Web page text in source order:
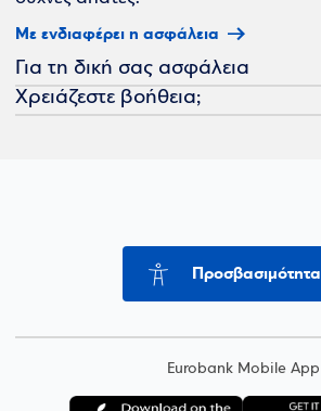
Με ενδιαφέρει η ασφάλεια
Για τη δική σας ασφάλεια
Χρειάζεστε βοήθεια;
Προσβασιμότητα
Eurobank Mobile App